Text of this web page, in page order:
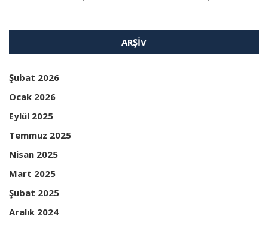
ARŞIV
Şubat 2026
Ocak 2026
Eylül 2025
Temmuz 2025
Nisan 2025
Mart 2025
Şubat 2025
Aralık 2024